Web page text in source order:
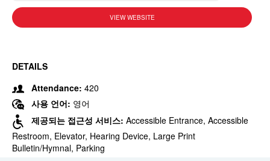
VIEW WEBSITE
DETAILS
Attendance: 420
사용 언어: 영어
제공되는 접근성 서비스: Accessible Entrance, Accessible
Restroom, Elevator, Hearing Device, Large Print
Bulletin/Hymnal, Parking